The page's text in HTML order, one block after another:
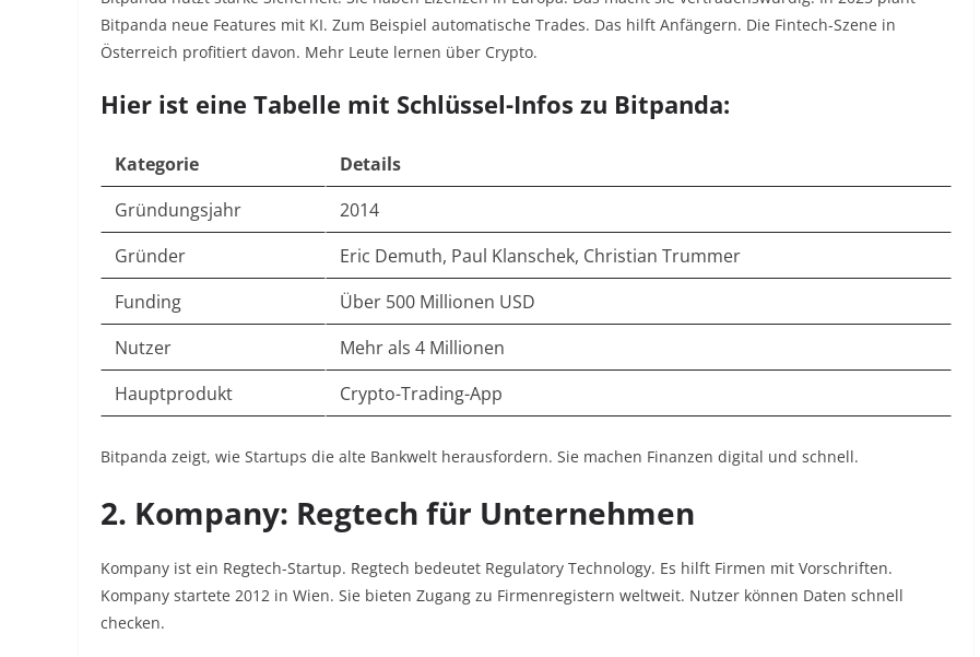
Bitpanda neue Features mit KI. Zum Beispiel automatische Trades. Das hilft Anfängern. Die Fintech-Szene in
Österreich profitiert davon. Mehr Leute lernen über Crypto.
Hier ist eine Tabelle mit Schlüssel-Infos zu Bitpanda:
Kategorie
Details
Gründungsjahr
2014
Gründer
Eric Demuth, Paul Klanschek, Christian Trummer
Funding
Über 500 Millionen USD
Nutzer
Mehr als 4 Millionen
Hauptprodukt
Crypto-Trading-App
Bitpanda zeigt, wie Startups die alte Bankwelt herausfordern. Sie machen Finanzen digital und schnell.
2. Kompany: Regtech für Unternehmen
Kompany ist ein Regtech-Startup. Regtech bedeutet Regulatory Technology. Es hilft Firmen mit Vorschriften.
Kompany startete 2012 in Wien. Sie bieten Zugang zu Firmenregistern weltweit. Nutzer können Daten schnell
checken.